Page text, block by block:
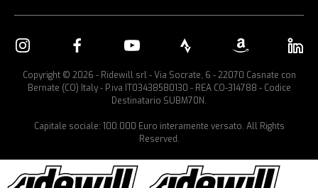
Copyright © 2026 - Ridewill srl - Via Socrate, 6 - 22070 Casnate con
Bernate (CO) Italy - P.iva IT03438580130 - REA CO-314788 - Codice
Destinatario SUBM70N.
Capitale sociale: 100.000 Euro interamente versato. All Rights
Reserved.